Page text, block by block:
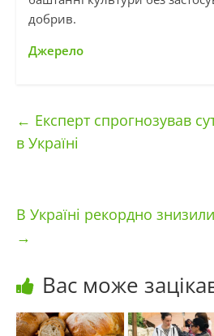
добрив.
Джерело
← Експерт спрогнозував
в Україні
В Україні рекордно
→
Вас може